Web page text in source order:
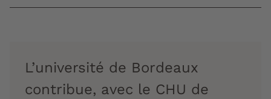
L’université de Bordeaux
contribue, avec le CHU de